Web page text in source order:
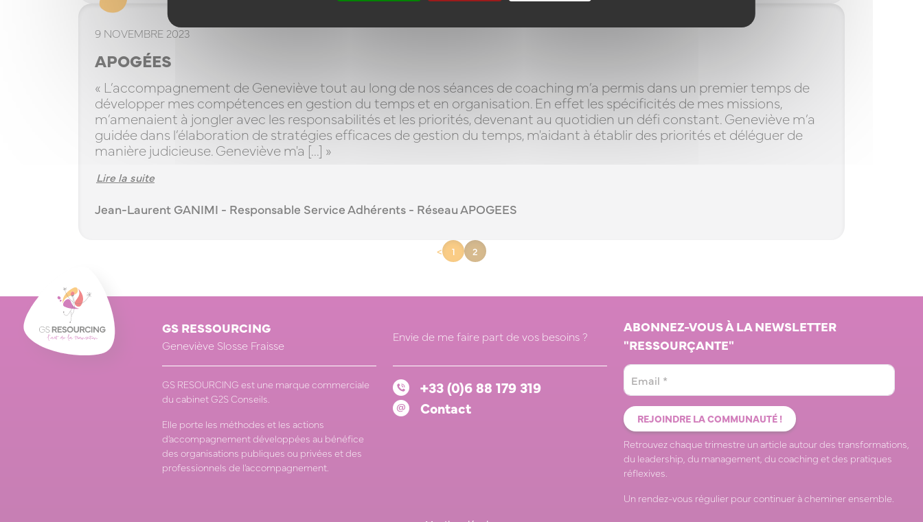
9 NOVEMBRE 2023
APOGÉES
« L’accompagnement de Geneviève tout au long de nos séances de coaching m’a permis dans un premier temps de
développer mes compétences en gestion du temps et en organisation. En effet les spécificités de mes missions,
m’amenaient à jongler avec les responsabilités et les priorités, devenant au quotidien un défi constant. Geneviève m’a
guidée dans l’élaboration de stratégies efficaces de gestion du temps, m'aidant à établir des priorités et déléguer de
manière judicieuse. Geneviève m'a [...] »
Lire la suite
Jean-Laurent GANIMI - Responsable Service Adhérents - Réseau APOGEES
< 1 2
GS RESSOURCING
Geneviève Slosse Fraisse
GS RESOURCING est une marque commerciale
du cabinet G2S Conseils.
Elle porte les méthodes et les actions
d’accompagnement développées au bénéfice
des organisations publiques ou privées et des
professionnels de l’accompagnement.
Envie de me faire part de vos besoins ?
+33 (0)6 88 179 319
Contact
ABONNEZ-VOUS À LA NEWSLETTER
"RESSOURÇANTE"
Retrouvez chaque trimestre un article autour des transformations,
du leadership, du management, du coaching et des pratiques
réflexives.
Un rendez-vous régulier pour continuer à cheminer ensemble.